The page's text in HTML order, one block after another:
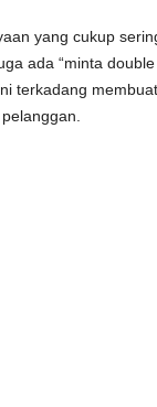
yang cukup
ada “minta
terkadang